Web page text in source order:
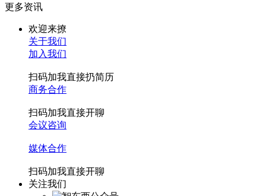
更多资讯
欢迎来撩
关于我们
加入我们
扫码加我直接扔简历
商务合作
扫码加我直接开聊
会议咨询
媒体合作
扫码加我直接开聊
关注我们